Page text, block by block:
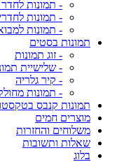
- תמונות לחדר
- תמונות
- תמונות
תמונות בסטים
- זוג תמונות
- שלישיית
- קיר גלריה
- תמונות
תמונות קנבס
מוצרים חמים
משלוחים והחזרות
שאלות ותשובות
בלוג